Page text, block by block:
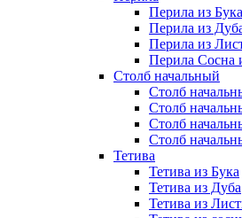
Перила из Бука
Перила из
Перила из
Перила Сосна
Столб начальный
Столб
Столб
Столб
Столб
Тетива
Тетива из Бука
Тетива из Дуба
Тетива из